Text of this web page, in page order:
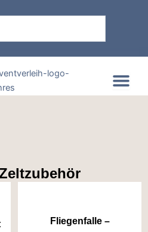
Fliegenfalle –